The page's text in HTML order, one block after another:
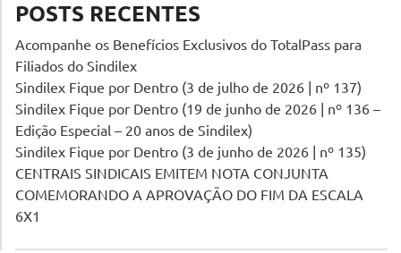
POSTS RECENTES
Acompanhe os Benefícios Exclusivos do TotalPass para
Filiados do Sindilex
Sindilex Fique por Dentro (3 de julho de 2026 | nº 137)
Sindilex Fique por Dentro (19 de junho de 2026 | nº 136 –
Edição Especial – 20 anos de Sindilex)
Sindilex Fique por Dentro (3 de junho de 2026 | nº 135)
CENTRAIS SINDICAIS EMITEM NOTA CONJUNTA
COMEMORANDO A APROVAÇÃO DO FIM DA ESCALA
6X1